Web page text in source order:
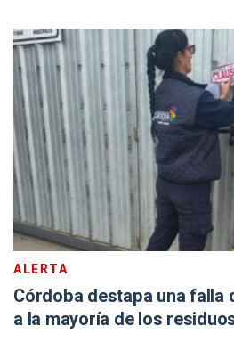
ALERTA
Córdoba destapa una falla
a la mayoría de los